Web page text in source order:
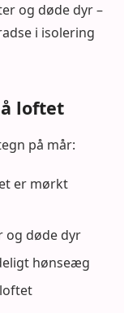
og døde dyr –
i isolering
loftet
på mår:
er mørkt
og døde dyr
hønseæg